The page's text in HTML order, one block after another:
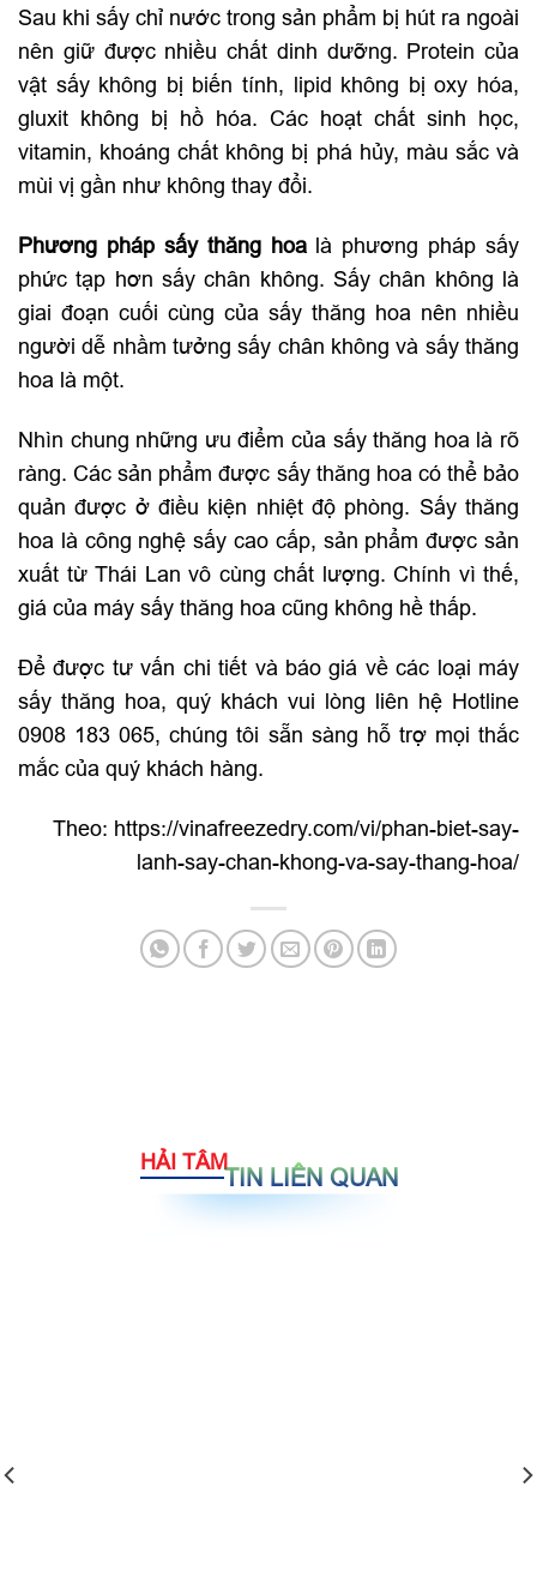
Sau khi sấy chỉ nước trong sản phẩm bị hút ra ngoài
nên giữ được nhiều chất dinh dưỡng. Protein của
vật sấy không bị biến tính, lipid không bị oxy hóa,
gluxit không bị hồ hóa. Các hoạt chất sinh học,
vitamin, khoáng chất không bị phá hủy, màu sắc và
mùi vị gần như không thay đổi.
Phương pháp sấy thăng hoalà phương pháp sấy
phức tạp hơn sấy chân không. Sấy chân không là
giai đoạn cuối cùng của sấy thăng hoa nên nhiều
người dễ nhầm tưởng sấy chân không và sấy thăng
hoa là một.
Nhìn chung những ưu điểm của sấy thăng hoa là rõ
ràng. Các sản phẩm được sấy thăng hoa có thể bảo
quản được ở điều kiện nhiệt độ phòng. Sấy thăng
hoa là công nghệ sấy cao cấp, sản phẩm được sản
xuất từ Thái Lan vô cùng chất lượng. Chính vì thế,
giá của máy sấy thăng hoa cũng không hề thấp.
Để được tư vấn chi tiết và báo giá về các loại máy
sấy thăng hoa, quý khách vui lòng liên hệ Hotline
0908 183 065, chúng tôi sẵn sàng hỗ trợ mọi thắc
mắc của quý khách hàng.
Theo: https://vinafreezedry.com/vi/phan-biet-say-
lanh-say-chan-khong-va-say-thang-hoa/
HẢI TÂM
TIN LIÊN QUAN